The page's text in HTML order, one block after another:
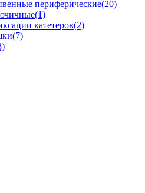
периферические(20)
(1)
катетеров(2)
(7)